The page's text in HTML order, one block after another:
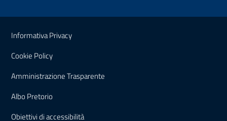
Sezione Link Utili
Informativa Privacy
Cookie Policy
Amministrazione Trasparente
Albo Pretorio
Obiettivi di accessibilità(nuova scheda - new tab)